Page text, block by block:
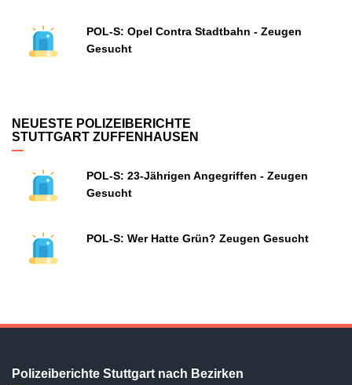
POL-S: Opel Contra Stadtbahn - Zeugen
Gesucht
NEUESTE POLIZEIBERICHTE
STUTTGART ZUFFENHAUSEN
POL-S: 23-Jährigen Angegriffen - Zeugen
Gesucht
POL-S: Wer Hatte Grün? Zeugen Gesucht
Polizeiberichte Stuttgart nach Bezirken